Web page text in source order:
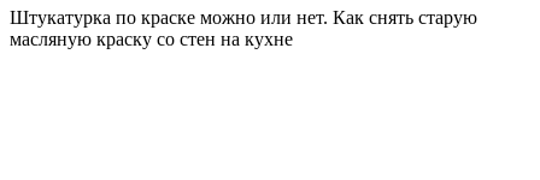
Штукатурка по краске можно или нет. Как снять старую
масляную краску со стен на кухне